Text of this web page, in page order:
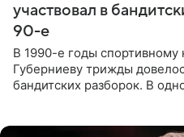
участвовал в
90-е
В 1990-е годы
Губерниеву трижды
бандитских разборок. В